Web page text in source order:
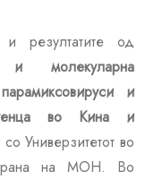
резултатите од
молекуларна
и
во Кина и
Универзитетот во
на МОН. Во